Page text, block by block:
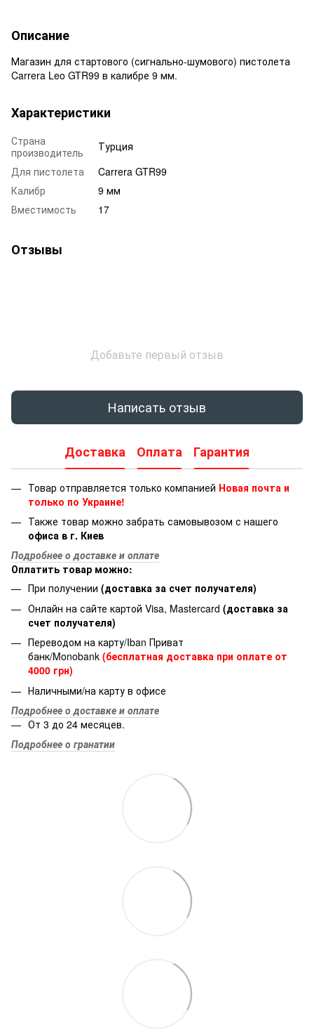
Описание
Магазин для стартового (сигнально-шумового) пистолета
Carrera Leo GTR99 в калибре 9 мм.
Характеристики
Страна
производитель
Турция
Для пистолета
Carrera GTR99
Калибр
9 мм
Вместимость
17
Отзывы
Добавьте первый отзыв
Написать отзыв
Доставка Оплата Гарантия
Товар отправляется только компанией Новая почта и
только по Украине!
Также товар можно забрать самовывозом с нашего
офиса в г. Киев
Подробнее о доставке и оплате
Оплатить товар можно:
При получении (доставка за счет получателя)
Онлайн на сайте картой Visa, Mastercard (доставка за
счет получателя)
Переводом на карту/Iban Приват
банк/Monobank (бесплатная доставка при оплате от
4000 грн)
Наличными/на карту в офисе
Подробнее о доставке и оплате
От 3 до 24 месяцев.
Подробнее о гранатии